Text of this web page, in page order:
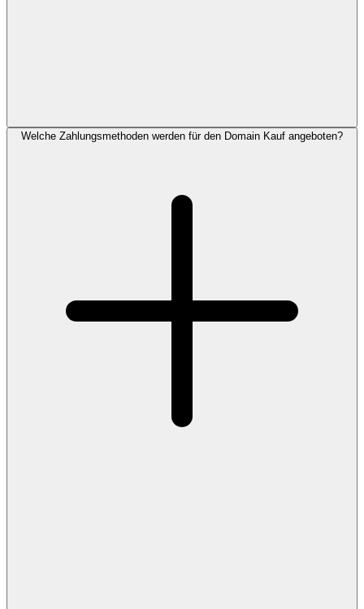
Welche Zahlungsmethoden werden für den Domain Kauf angeboten?